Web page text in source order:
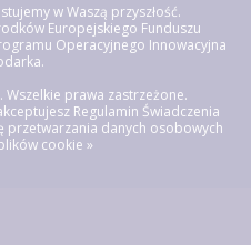
w Waszą przyszłość.
Europejskiego Funduszu
Operacyjnego Innowacyjna
Wszelkie prawa zastrzeżone.
Regulamin Świadczenia
przetwarzania danych osobowych
cookie »